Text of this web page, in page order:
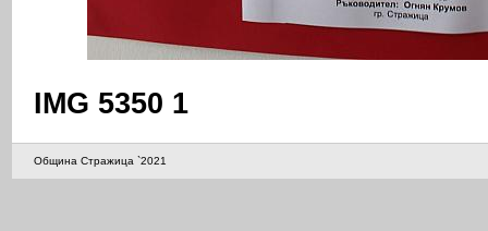
IMG 5350 1
Община Стражица `2021